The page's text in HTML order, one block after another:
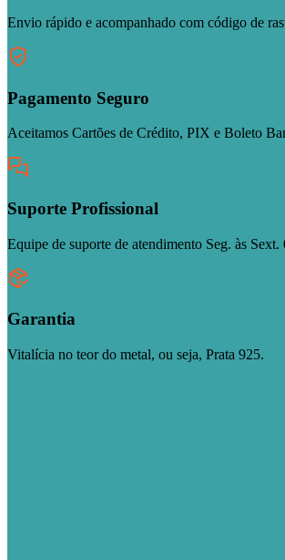
Envio rápido e acompanhado com código de
Pagamento Seguro
Aceitamos Cartões de Crédito, PIX e Boleto
Suporte Profissional
Equipe de suporte de atendimento Seg. às Sext.
Garantia
Vitalícia no teor do metal, ou seja, Prata 925.